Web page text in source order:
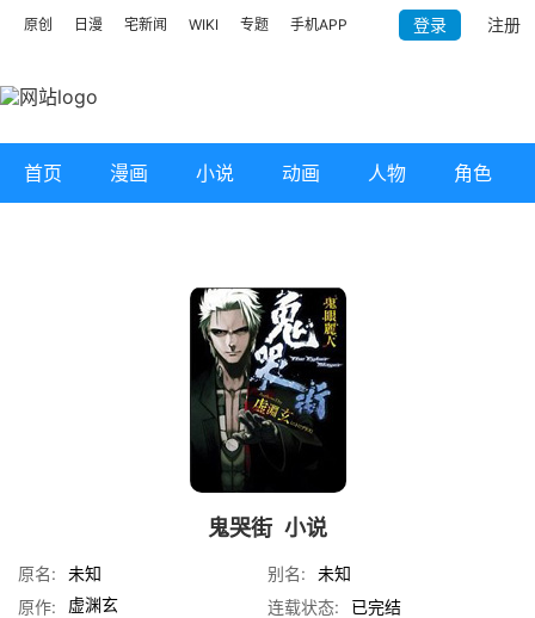
原创 日漫 宅新闻 WIKI 专题 手机APP 登录 注册
首页 漫画 小说 动画 人物 角色
鬼哭街 小说
原名: 未知 别名:
未知
原作:
虚渊玄 连载状态:
已完结